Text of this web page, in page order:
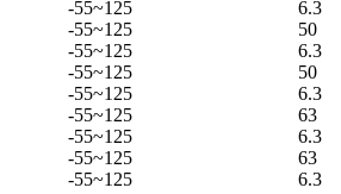
-55~125
6.3
-55~125
50
-55~125
6.3
-55~125
50
-55~125
6.3
-55~125
63
-55~125
6.3
-55~125
63
-55~125
6.3